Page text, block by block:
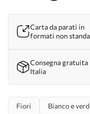
Carta da parati in
formati non
Consegna gratuita
Italia
Fiori Bianco e